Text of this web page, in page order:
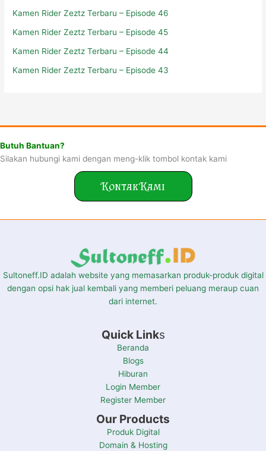
Kamen Rider Zeztz Terbaru – Episode 46
Kamen Rider Zeztz Terbaru – Episode 45
Kamen Rider Zeztz Terbaru – Episode 44
Kamen Rider Zeztz Terbaru – Episode 43
Butuh Bantuan?
Silakan hubungi kami dengan meng-klik tombol kontak kami
Kontak Kami
Sultoneff.ID adalah website yang memasarkan produk-produk digital
dengan opsi hak jual kembali yang memberi peluang meraup cuan
dari internet.
Quick Links
Beranda
Blogs
Hiburan
Login Member
Register Member
Our Products
Produk Digital
Domain & Hosting